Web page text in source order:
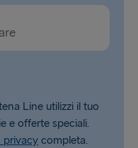
Line utilizzi il tuo
e offerte speciali.
privacy completa.